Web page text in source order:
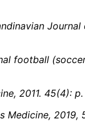
football
2011. 45(4): p.
2019,